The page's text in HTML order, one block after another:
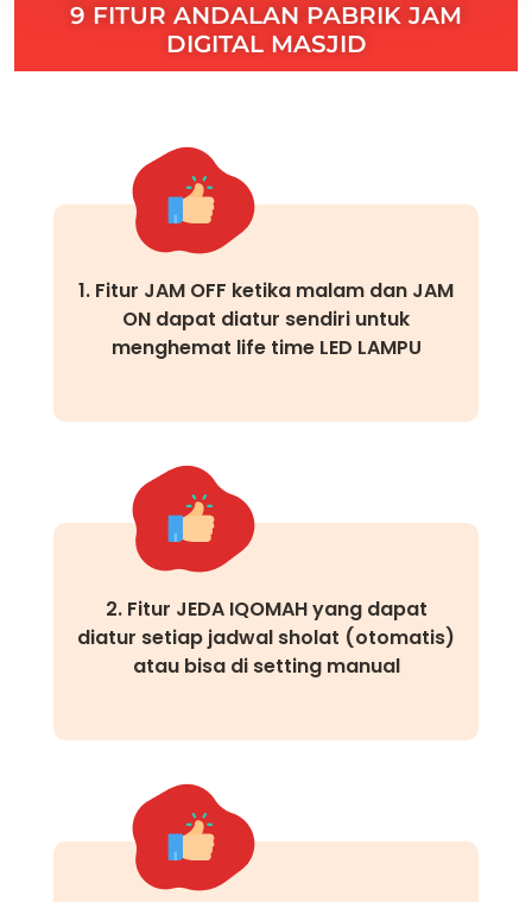
9 FITUR ANDALAN PABRIK JAM
DIGITAL MASJID
1. Fitur JAM OFF ketika malam dan JAM
ON dapat diatur sendiri untuk
menghemat life time LED LAMPU
2. Fitur JEDA IQOMAH yang dapat
diatur setiap jadwal sholat (otomatis)
atau bisa di setting manual